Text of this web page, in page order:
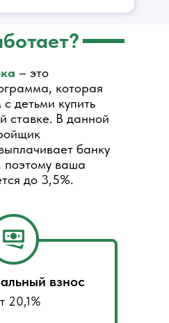
взнос
20,1%
– это
которая
детьми купить
ставке. В данной
банку
поэтому ваша
до 3,5%.